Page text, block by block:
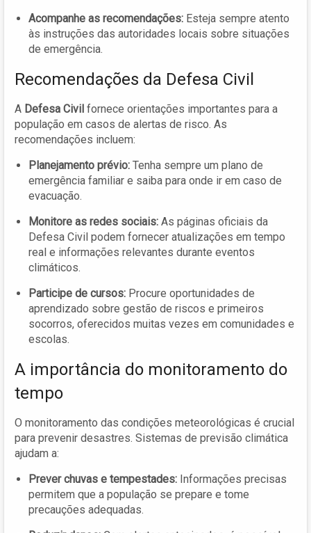
Acompanhe as recomendações: Esteja sempre atento
às instruções das autoridades locais sobre situações
de emergência.
Recomendações da Defesa Civil
A Defesa Civil fornece orientações importantes para a
população em casos de alertas de risco. As
recomendações incluem:
Planejamento prévio: Tenha sempre um plano de
emergência familiar e saiba para onde ir em caso de
evacuação.
Monitore as redes sociais: As páginas oficiais da
Defesa Civil podem fornecer atualizações em tempo
real e informações relevantes durante eventos
climáticos.
Participe de cursos: Procure oportunidades de
aprendizado sobre gestão de riscos e primeiros
socorros, oferecidos muitas vezes em comunidades e
escolas.
A importância do monitoramento do
tempo
O monitoramento das condições meteorológicas é crucial
para prevenir desastres. Sistemas de previsão climática
ajudam a:
Prever chuvas e tempestades: Informações precisas
permitem que a população se prepare e tome
precauções adequadas.